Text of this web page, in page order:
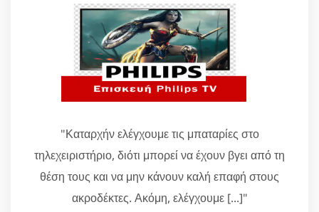
"Καταρχήν ελέγχουμε τις μπαταρίες στο
τηλεχειριστήριο, διότι μπορεί να έχουν βγει από τη
θέση τους και να μην κάνουν καλή επαφή στους
ακροδέκτες. Ακόμη, ελέγχουμε [...]"